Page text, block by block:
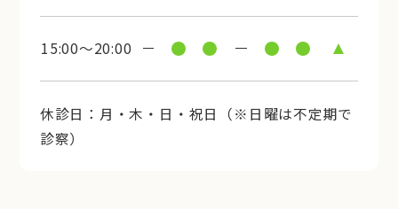
15:00～20:00
休診日：月・木・日・祝日（※日曜は不定期で
診察）